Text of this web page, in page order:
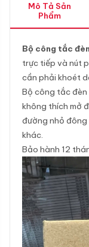
Mô Tả Sản
Phẩm
Bộ công tắc
trực tiếp và nút
cần phải khoét
Bộ công tắc đèn
không thích mở
đường nhỏ đông
khác.
Bảo hành 12